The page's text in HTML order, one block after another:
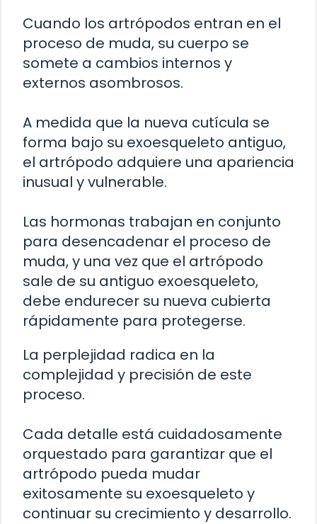
Cuando los artrópodos entran en el
proceso de muda, su cuerpo se
somete a cambios internos y
externos asombrosos.
A medida que la nueva cutícula se
forma bajo su exoesqueleto antiguo,
el artrópodo adquiere una apariencia
inusual y vulnerable.
Las hormonas trabajan en conjunto
para desencadenar el proceso de
muda, y una vez que el artrópodo
sale de su antiguo exoesqueleto,
debe endurecer su nueva cubierta
rápidamente para protegerse.
La perplejidad radica en la
complejidad y precisión de este
proceso.
Cada detalle está cuidadosamente
orquestado para garantizar que el
artrópodo pueda mudar
exitosamente su exoesqueleto y
continuar su crecimiento y desarrollo.